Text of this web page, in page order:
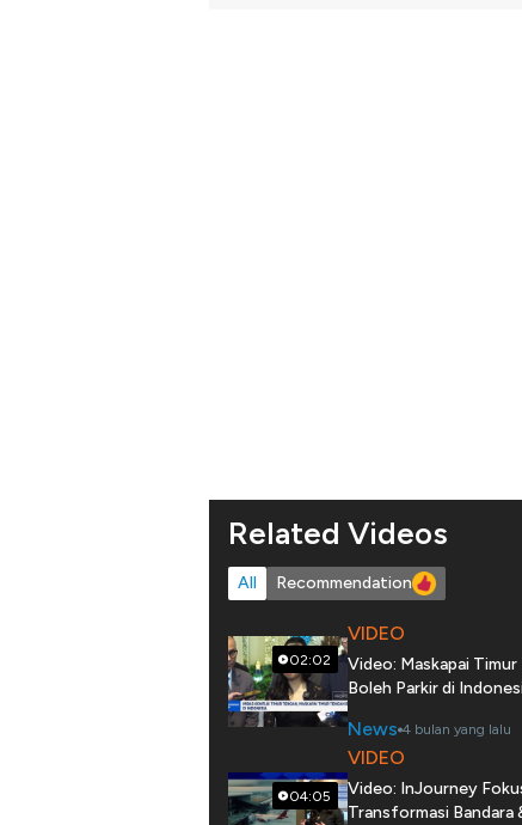
Related Videos
All Recommendation
02:02
VIDEO
Video: Maskapai Timur
Boleh Parkir di
News 4 bulan yang lalu
04:05
VIDEO
Video: InJourney
Transformasi Bandara